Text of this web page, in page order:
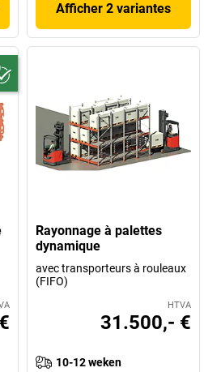
Afficher 2 variantes
Rayonnage à palettes
dynamique
avec transporteurs à rouleaux
(FIFO)
HTVA
31.500,- €
10-12 weken